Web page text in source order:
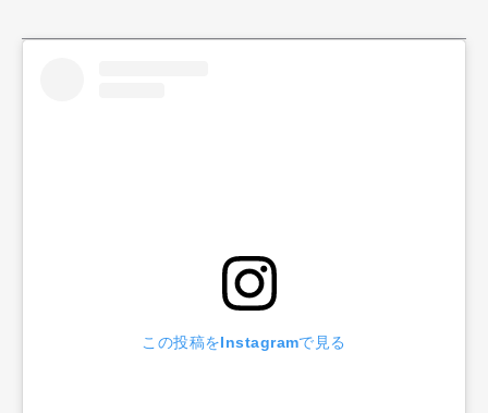
この投稿をInstagramで見る